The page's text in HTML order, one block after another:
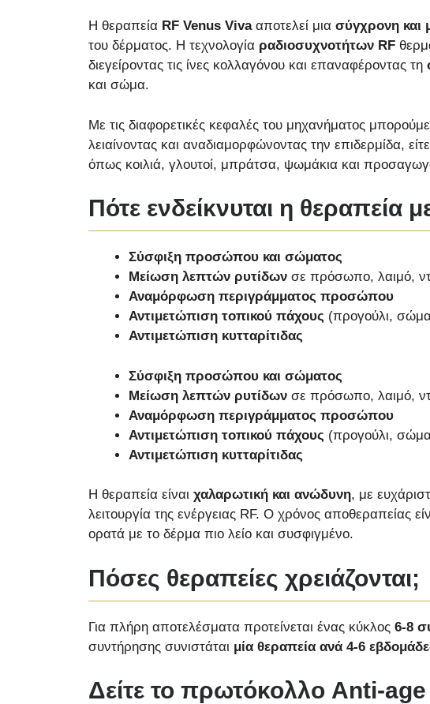
Η θεραπεία RF Venus Vivaαποτελεί μια σύγχρονη και
του δέρματος. Η τεχνολογία ραδιοσυχνοτήτων RF
διεγείροντας τις ίνες κολλαγόνου και επαναφέροντας τη
και σώμα.
Με τις διαφορετικές κεφαλές του μηχανήματος
λειαίνοντας και αναδιαμορφώνοντας την επιδερμίδα,
όπως κοιλιά, γλουτοί, μπράτσα, ψωμάκια και
Πότε ενδείκνυται η θεραπεία
Σύσφιξη προσώπου και σώματος
Μείωση λεπτών ρυτίδων σε πρόσωπο, λαιμό,
Αναμόρφωση περιγράμματος προσώπου
Αντιμετώπιση τοπικού πάχους (προγούλι,
Αντιμετώπιση κυτταρίτιδας
Σύσφιξη προσώπου και σώματος
Μείωση λεπτών ρυτίδων σε πρόσωπο, λαιμό,
Αναμόρφωση περιγράμματος προσώπου
Αντιμετώπιση τοπικού πάχους (προγούλι,
Αντιμετώπιση κυτταρίτιδας
Η θεραπεία είναι χαλαρωτική και ανώδυνη, με
λειτουργία της ενέργειας RF. Ο χρόνος αποθεραπείας
ορατά με το δέρμα πιο λείο και συσφιγμένο.
Πόσες θεραπείες χρειάζονται;
Για πλήρη αποτελέσματα προτείνεται ένας κύκλος 6-8
συντήρησης συνιστάται μία θεραπεία ανά 4-6
Δείτε το πρωτόκολλο Anti-